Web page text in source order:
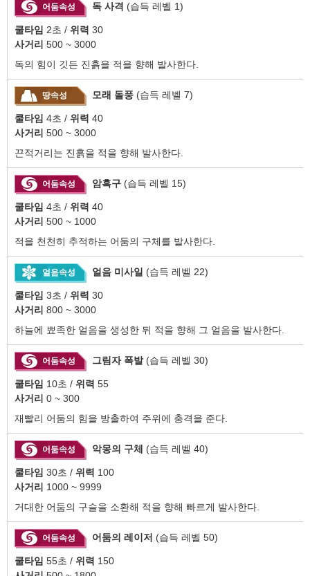
어둠속성 독 사격 (습득 레벨 1)
쿨타임 2초 / 위력 30
사거리 500 ~ 3000
독의 힘이 깃든 진흙을 적을 향해 발사한다.
땅속성 모래 돌풍 (습득 레벨 7)
쿨타임 4초 / 위력 40
사거리 500 ~ 3000
끈적거리는 진흙을 적을 향해 발사한다.
어둠속성 암흑구 (습득 레벨 15)
쿨타임 4초 / 위력 40
사거리 500 ~ 1000
적을 천천히 추적하는 어둠의 구체를 발사한다.
얼음속성 얼음 미사일 (습득 레벨 22)
쿨타임 3초 / 위력 30
사거리 800 ~ 3000
하늘에 뾰족한 얼음을 생성한 뒤 적을 향해 그 얼음을 발사한다.
어둠속성 그림자 폭발 (습득 레벨 30)
쿨타임 10초 / 위력 55
사거리 0 ~ 300
재빨리 어둠의 힘을 방출하여 주위에 충격을 준다.
어둠속성 악몽의 구체 (습득 레벨 40)
쿨타임 30초 / 위력 100
사거리 1000 ~ 9999
거대한 어둠의 구슬을 소환해 적을 향해 빠르게 발사한다.
어둠속성 어둠의 레이저 (습득 레벨 50)
쿨타임 55초 / 위력 150